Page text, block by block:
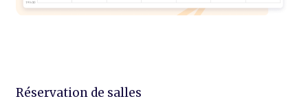
Réservation de salles